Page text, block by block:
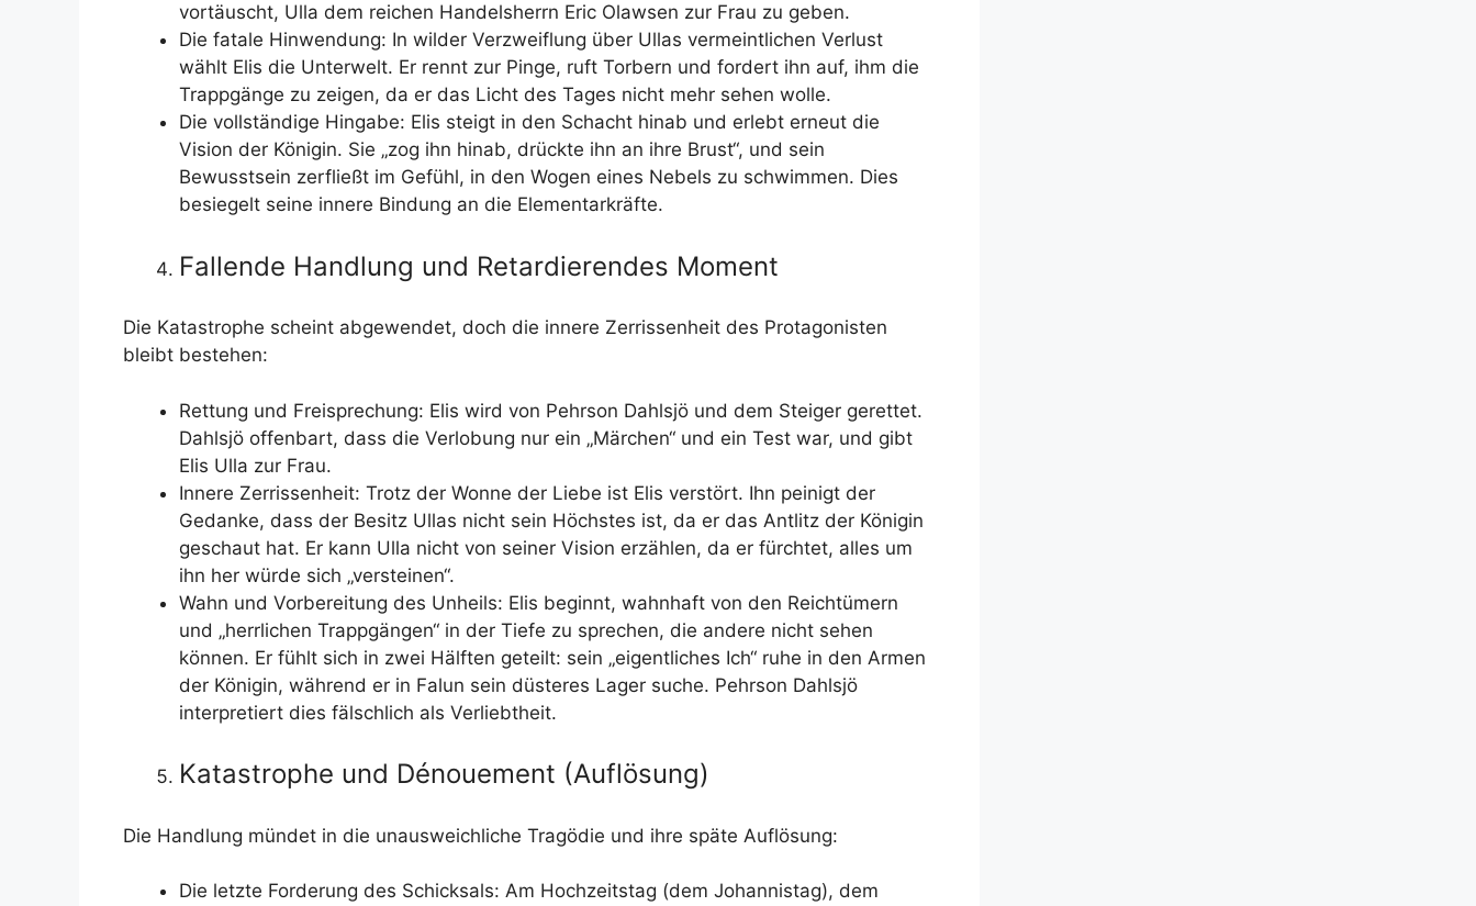
vortäuscht, Ulla dem reichen Handelsherrn Eric Olawsen zur Frau zu geben.
Die fatale Hinwendung: In wilder Verzweiflung über Ullas vermeintlichen Verlust
wählt Elis die Unterwelt. Er rennt zur Pinge, ruft Torbern und fordert ihn auf, ihm die
Trappgänge zu zeigen, da er das Licht des Tages nicht mehr sehen wolle.
Die vollständige Hingabe: Elis steigt in den Schacht hinab und erlebt erneut die
Vision der Königin. Sie „zog ihn hinab, drückte ihn an ihre Brust“, und sein
Bewusstsein zerfließt im Gefühl, in den Wogen eines Nebels zu schwimmen. Dies
besiegelt seine innere Bindung an die Elementarkräfte.
Fallende Handlung und Retardierendes Moment
Die Katastrophe scheint abgewendet, doch die innere Zerrissenheit des Protagonisten
bleibt bestehen:
Rettung und Freisprechung: Elis wird von Pehrson Dahlsjö und dem Steiger gerettet.
Dahlsjö offenbart, dass die Verlobung nur ein „Märchen“ und ein Test war, und gibt
Elis Ulla zur Frau.
Innere Zerrissenheit: Trotz der Wonne der Liebe ist Elis verstört. Ihn peinigt der
Gedanke, dass der Besitz Ullas nicht sein Höchstes ist, da er das Antlitz der Königin
geschaut hat. Er kann Ulla nicht von seiner Vision erzählen, da er fürchtet, alles um
ihn her würde sich „versteinen“.
Wahn und Vorbereitung des Unheils: Elis beginnt, wahnhaft von den Reichtümern
und „herrlichen Trappgängen“ in der Tiefe zu sprechen, die andere nicht sehen
können. Er fühlt sich in zwei Hälften geteilt: sein „eigentliches Ich“ ruhe in den Armen
der Königin, während er in Falun sein düsteres Lager suche. Pehrson Dahlsjö
interpretiert dies fälschlich als Verliebtheit.
Katastrophe und Dénouement (Auflösung)
Die Handlung mündet in die unausweichliche Tragödie und ihre späte Auflösung:
Die letzte Forderung des Schicksals: Am Hochzeitstag (dem Johannistag), dem